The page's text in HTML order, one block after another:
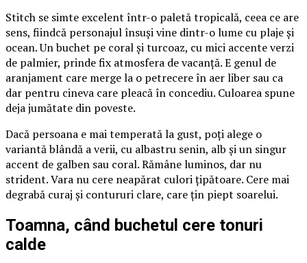
Stitch se simte excelent într-o paletă tropicală, ceea ce are
sens, fiindcă personajul însuși vine dintr-o lume cu plaje și
ocean. Un buchet pe coral și turcoaz, cu mici accente verzi
de palmier, prinde fix atmosfera de vacanță. E genul de
aranjament care merge la o petrecere în aer liber sau ca
dar pentru cineva care pleacă în concediu. Culoarea spune
deja jumătate din poveste.
Dacă persoana e mai temperată la gust, poți alege o
variantă blândă a verii, cu albastru senin, alb și un singur
accent de galben sau coral. Rămâne luminos, dar nu
strident. Vara nu cere neapărat culori țipătoare. Cere mai
degrabă curaj și contururi clare, care țin piept soarelui.
Toamna, când buchetul cere tonuri
calde